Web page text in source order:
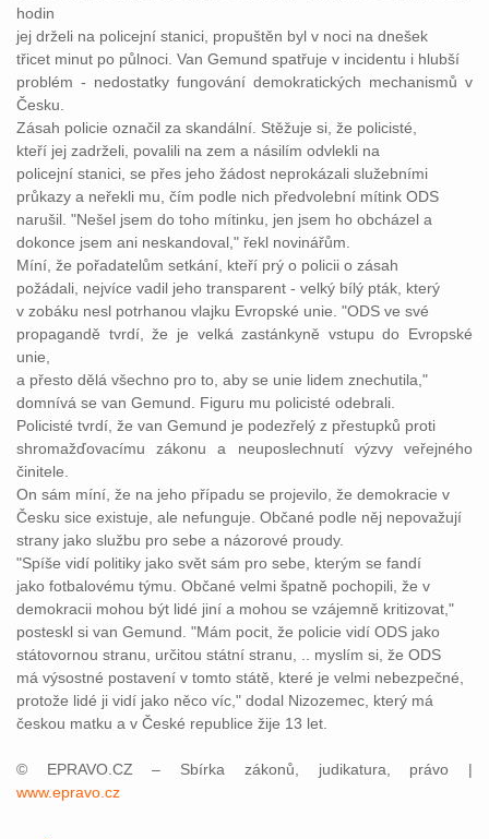
hodin
jej drželi na policejní stanici, propuštěn byl v noci na dnešek
třicet minut po půlnoci. Van Gemund spatřuje v incidentu i hlubší
problém - nedostatky fungování demokratických mechanismů v
Česku.
Zásah policie označil za skandální. Stěžuje si, že policisté,
kteří jej zadrželi, povalili na zem a násilím odvlekli na
policejní stanici, se přes jeho žádost neprokázali služebními
průkazy a neřekli mu, čím podle nich předvolební mítink ODS
narušil. "Nešel jsem do toho mítinku, jen jsem ho obcházel a
dokonce jsem ani neskandoval," řekl novinářům.
Míní, že pořadatelům setkání, kteří prý o policii o zásah
požádali, nejvíce vadil jeho transparent - velký bílý pták, který
v zobáku nesl potrhanou vlajku Evropské unie. "ODS ve své
propagandě tvrdí, že je velká zastánkyně vstupu do Evropské
unie,
a přesto dělá všechno pro to, aby se unie lidem znechutila,"
domnívá se van Gemund. Figuru mu policisté odebrali.
Policisté tvrdí, že van Gemund je podezřelý z přestupků proti
shromažďovacímu zákonu a neuposlechnutí výzvy veřejného
činitele.
On sám míní, že na jeho případu se projevilo, že demokracie v
Česku sice existuje, ale nefunguje. Občané podle něj nepovažují
strany jako službu pro sebe a názorové proudy.
"Spíše vidí politiky jako svět sám pro sebe, kterým se fandí
jako fotbalovému týmu. Občané velmi špatně pochopili, že v
demokracii mohou být lidé jiní a mohou se vzájemně kritizovat,"
posteskl si van Gemund. "Mám pocit, že policie vidí ODS jako
státovornou stranu, určitou státní stranu, .. myslím si, že ODS
má výsostné postavení v tomto státě, které je velmi nebezpečné,
protože lidé ji vidí jako něco víc," dodal Nizozemec, který má
českou matku a v České republice žije 13 let.
© EPRAVO.CZ – Sbírka zákonů, judikatura, právo |
www.epravo.cz